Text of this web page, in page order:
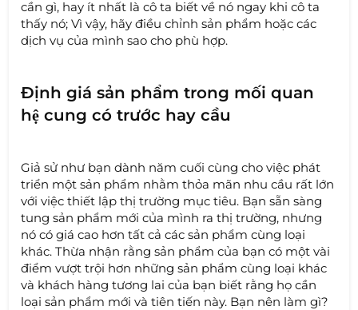
cần gì, hay ít nhất là cô ta biết về nó ngay khi cô ta
thấy nó; Vì vậy, hãy điều chỉnh sản phẩm hoặc các
dịch vụ của mình sao cho phù hợp.
Định giá sản phẩm trong mối quan
hệ cung có trước hay cầu
Giả sử như bạn dành năm cuối cùng cho việc phát
triển một sản phẩm nhằm thỏa mãn nhu cầu rất lớn
với việc thiết lập thị trường mục tiêu. Bạn sẵn sàng
tung sản phẩm mới của mình ra thị trường, nhưng
nó có giá cao hơn tất cả các sản phẩm cùng loại
khác. Thừa nhận rằng sản phẩm của bạn có một vài
điểm vượt trội hơn những sản phẩm cùng loại khác
và khách hàng tương lai của bạn biết rằng họ cần
loại sản phẩm mới và tiên tiến này. Bạn nên làm gì?